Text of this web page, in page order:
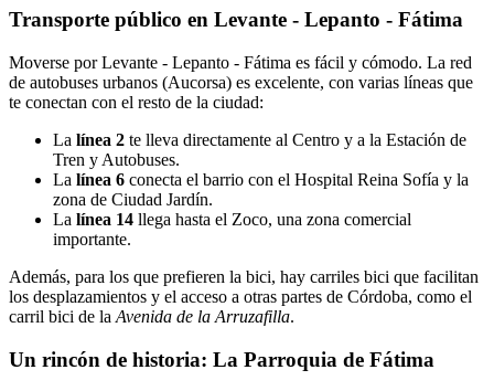
Transporte público en Levante - Lepanto - Fátima
Moverse por Levante - Lepanto - Fátima es fácil y cómodo. La red
de autobuses urbanos (Aucorsa) es excelente, con varias líneas que
te conectan con el resto de la ciudad:
La línea 2 te lleva directamente al Centro y a la Estación de
Tren y Autobuses.
La línea 6 conecta el barrio con el Hospital Reina Sofía y la
zona de Ciudad Jardín.
La línea 14 llega hasta el Zoco, una zona comercial
importante.
Además, para los que prefieren la bici, hay carriles bici que facilitan
los desplazamientos y el acceso a otras partes de Córdoba, como el
carril bici de la Avenida de la Arruzafilla.
Un rincón de historia: La Parroquia de Fátima